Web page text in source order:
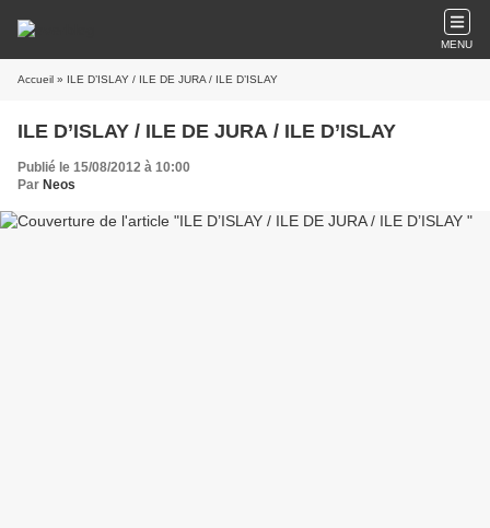
MENU
Accueil » ILE D’ISLAY / ILE DE JURA / ILE D’ISLAY
ILE D’ISLAY / ILE DE JURA / ILE D’ISLAY
Publié le 15/08/2012 à 10:00
Par Neos